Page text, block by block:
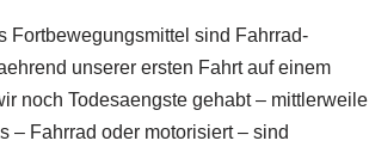
Fortbewegungsmittel sind Fahrrad-
unserer ersten Fahrt auf einem
noch Todesaengste gehabt – mittlerweile
– Fahrrad oder motorisiert – sind